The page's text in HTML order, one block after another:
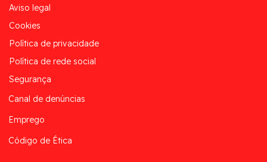
Aviso legal
Cookies
Política de privacidade
Política de rede social
Segurança
Canal de denúncias
Emprego
Código de Ética